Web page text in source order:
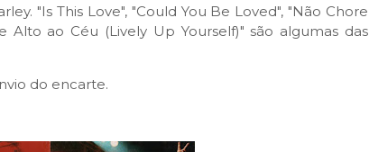
"Is This Love", "Could You Be Loved", "Não Chore
Alto ao Céu (Lively Up Yourself)" são algumas das
do encarte.